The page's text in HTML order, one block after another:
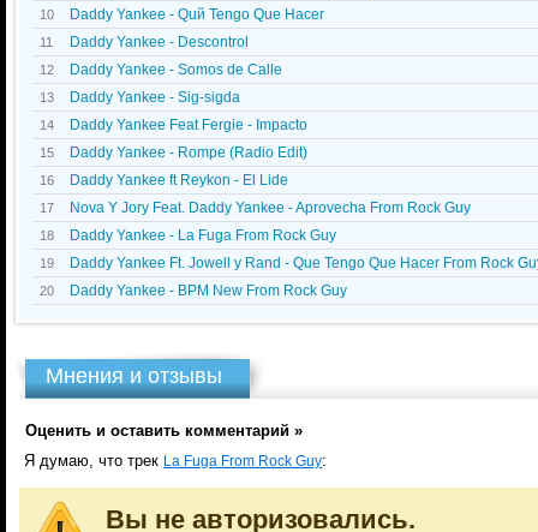
10 Daddy Yankee - Quй Tengo Que Hacer
11 Daddy Yankee - Descontrol
12 Daddy Yankee - Somos de Calle
13 Daddy Yankee - Sig-sigda
14 Daddy Yankee Feat Fergie - Impacto
15 Daddy Yankee - Rompe (Radio Edit)
16 Daddy Yankee ft Reykon - El Lide
17 Nova Y Jory Feat. Daddy Yankee - Aprovecha From Rock Guy
18 Daddy Yankee - La Fuga From Rock Guy
19 Daddy Yankee Ft. Jowell y Rand - Que Tengo Que Hacer From Rock
20 Daddy Yankee - BPM New From Rock Guy
Мнения и отзывы
Оценить и оставить комментарий »
Я думаю, что трек La Fuga From Rock Guy:
Вы не авторизовались.